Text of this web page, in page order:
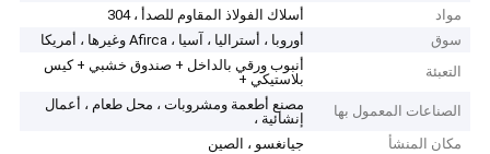
مواد
أسلاك الفولاذ المقاوم للصدأ ، 304
سوق
أوروبا ، أستراليا ، آسيا ، Afirca وغيرها ، أمريكا
التعبئة
أنبوب ورقي بالداخل + صندوق خشبي + كيس
بلاستيكي +
الصناعات المعمول بها
مصنع أطعمة ومشروبات ، محل طعام ، أعمال
إنشائية ،
مكان المنشأ
جيانغسو ، الصين